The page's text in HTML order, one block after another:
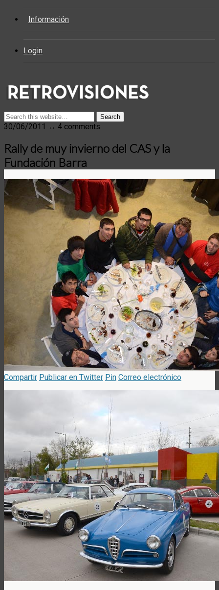
Información
Login
30/06/2011 ↔ 4 comments
Rally de muy invierno del CAS y la
Fundación Barra
Compartir Publicar en Twitter Pin Correo electrónico